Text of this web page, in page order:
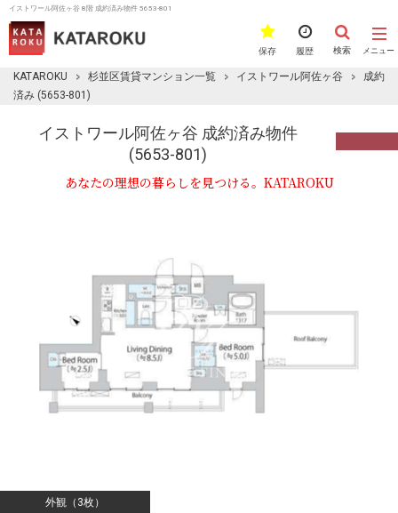
イストワール阿佐ヶ谷 8階 成約済み物件 5653-801
メニュー
検索
履歴
保存
KATAROKU 杉並区賃貸マンション一覧 イストワール阿佐ヶ谷
成約
済み (5653-801)
イストワール阿佐ヶ谷 成約済み物件
(5653-801)
あなたの理想の暮らしを見つける。KATAROKU
外観（3枚）